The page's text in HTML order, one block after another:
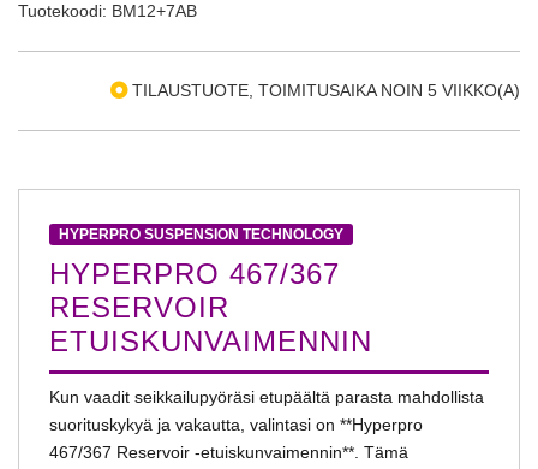
Tuotekoodi: BM12+7AB
TILAUSTUOTE, TOIMITUSAIKA NOIN 5 VIIKKO(A)
HYPERPRO SUSPENSION TECHNOLOGY
HYPERPRO 467/367
RESERVOIR
ETUISKUNVAIMENNIN
Kun vaadit seikkailupyöräsi etupäältä parasta mahdollista
suorituskykyä ja vakautta, valintasi on **Hyperpro
467/367 Reservoir -etuiskunvaimennin**. Tämä